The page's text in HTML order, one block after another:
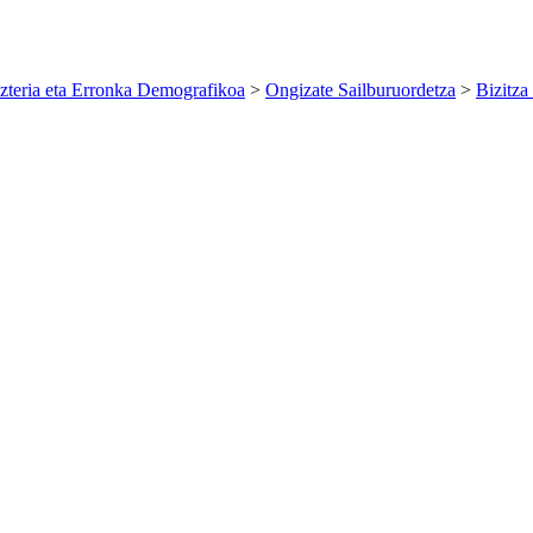
eta Erronka Demografikoa > Ongizate Sailburuordetza > Bizitza